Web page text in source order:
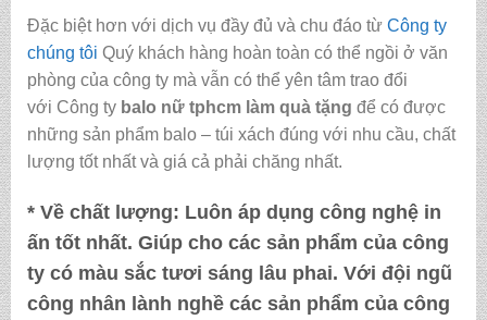
Đặc biệt hơn với dịch vụ đầy đủ và chu đáo từ Công ty
chúng tôi Quý khách hàng hoàn toàn có thể ngồi ở văn
phòng của công ty mà vẫn có thể yên tâm trao đổi
với Công ty balo nữ tphcm làm quà tặng để có được
những sản phẩm balo – túi xách đúng với nhu cầu, chất
lượng tốt nhất và giá cả phải chăng nhất.
* Về chất lượng: Luôn áp dụng công nghệ in
ấn tốt nhất. Giúp cho các sản phẩm của công
ty có màu sắc tươi sáng lâu phai. Với đội ngũ
công nhân lành nghề các sản phẩm của công